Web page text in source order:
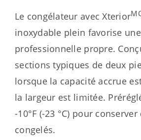
Le congélateur avec Xterior
inoxydable plein favorise
professionnelle propre.
sections typiques de deux
lorsque la capacité accrue
la largeur est limitée.
-10°F (-23 °C) pour
congelés.